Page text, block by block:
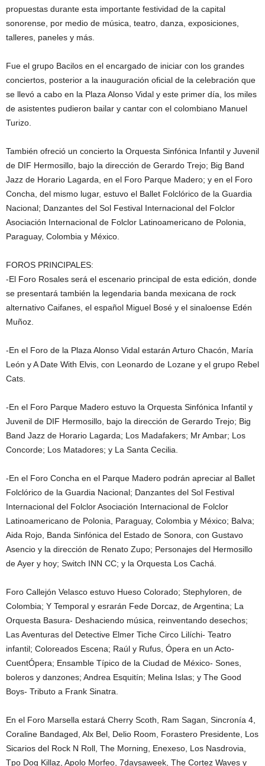
propuestas durante esta importante festividad de la capital
sonorense, por medio de música, teatro, danza, exposiciones,
talleres, paneles y más.
Fue el grupo Bacilos en el encargado de iniciar con los grandes
conciertos, posterior a la inauguración oficial de la celebración que
se llevó a cabo en la Plaza Alonso Vidal y este primer día, los miles
de asistentes pudieron bailar y cantar con el colombiano Manuel
Turizo.
También ofreció un concierto la Orquesta Sinfónica Infantil y Juvenil
de DIF Hermosillo, bajo la dirección de Gerardo Trejo; Big Band
Jazz de Horario Lagarda, en el Foro Parque Madero; y en el Foro
Concha, del mismo lugar, estuvo el Ballet Folclórico de la Guardia
Nacional; Danzantes del Sol Festival Internacional del Folclor
Asociación Internacional de Folclor Latinoamericano de Polonia,
Paraguay, Colombia y México.
FOROS PRINCIPALES:
-El Foro Rosales será el escenario principal de esta edición, donde
se presentará también la legendaria banda mexicana de rock
alternativo Caifanes, el español Miguel Bosé y el sinaloense Edén
Muñoz.
-En el Foro de la Plaza Alonso Vidal estarán Arturo Chacón, María
León y A Date With Elvis, con Leonardo de Lozane y el grupo Rebel
Cats.
-En el Foro Parque Madero estuvo la Orquesta Sinfónica Infantil y
Juvenil de DIF Hermosillo, bajo la dirección de Gerardo Trejo; Big
Band Jazz de Horario Lagarda; Los Madafakers; Mr Ambar; Los
Concorde; Los Matadores; y La Santa Cecilia.
-En el Foro Concha en el Parque Madero podrán apreciar al Ballet
Folclórico de la Guardia Nacional; Danzantes del Sol Festival
Internacional del Folclor Asociación Internacional de Folclor
Latinoamericano de Polonia, Paraguay, Colombia y México; Balva;
Aida Rojo, Banda Sinfónica del Estado de Sonora, con Gustavo
Asencio y la dirección de Renato Zupo; Personajes del Hermosillo
de Ayer y hoy; Switch INN CC; y la Orquesta Los Cachá.
Foro Callejón Velasco estuvo Hueso Colorado; Stephyloren, de
Colombia; Y Temporal y esrarán Fede Dorcaz, de Argentina; La
Orquesta Basura- Deshaciendo música, reinventando desechos;
Las Aventuras del Detective Elmer Tiche Circo Lilíchi- Teatro
infantil; Coloreados Escena; Raúl y Rufus, Ópera en un Acto-
CuentÓpera; Ensamble Típico de la Ciudad de México- Sones,
boleros y danzones; Andrea Esquitín; Melina Islas; y The Good
Boys- Tributo a Frank Sinatra.
En el Foro Marsella estará Cherry Scoth, Ram Sagan, Sincronía 4,
Coraline Bandaged, Alx Bel, Delio Room, Forastero Presidente, Los
Sicarios del Rock N Roll, The Morning, Enexeso, Los Nasdrovia,
Tpo Dog Killaz, Apolo Morfeo, 7daysaweek, The Cortez Waves y